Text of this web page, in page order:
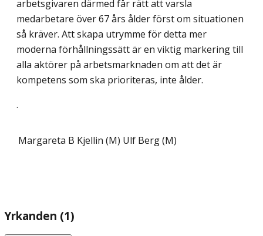
arbetsgivaren därmed får rätt att varsla
medarbetare över 67 års ålder först om situationen
så kräver. Att skapa utrymme för detta mer
moderna förhållningssätt är en viktig markering till
alla aktörer på arbetsmarknaden om att det är
kompetens som ska prioriteras, inte ålder.
.
Margareta B Kjellin (M) Ulf Berg (M)
Yrkanden (1)